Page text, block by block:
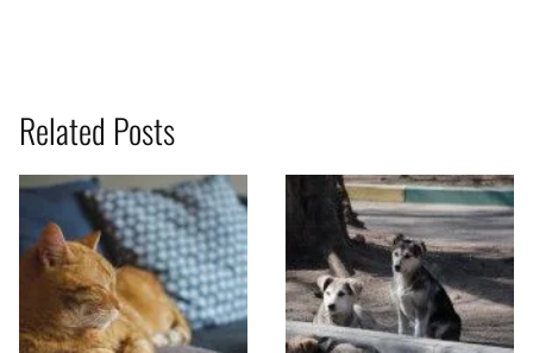
Related Posts